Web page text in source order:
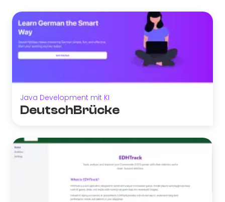
Java Development mit KI
DeutschBrücke